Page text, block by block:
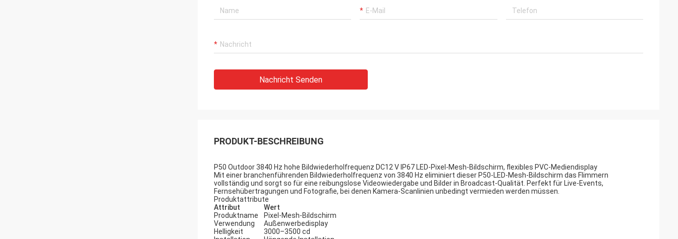
Nachricht Senden
PRODUKT-BESCHREIBUNG
P50 Outdoor 3840 Hz hohe Bildwiederholfrequenz DC12 V IP67 LED-Pixel-Mesh-Bildschirm, flexibles PVC-Mediendisplay
Mit einer branchenführenden Bildwiederholfrequenz von 3840 Hz eliminiert dieser P50-LED-Mesh-Bildschirm das Flimmern
vollständig und sorgt so für eine reibungslose Videowiedergabe und Bilder in Broadcast-Qualität. Perfekt für Live-Events,
Fernsehübertragungen und Fotografie, bei denen Kamera-Scanlinien unbedingt vermieden werden müssen.
Produktattribute
Attribut
Wert
Produktname
Pixel-Mesh-Bildschirm
Verwendung
Außenwerbedisplay
Helligkeit
3000–3500 cd